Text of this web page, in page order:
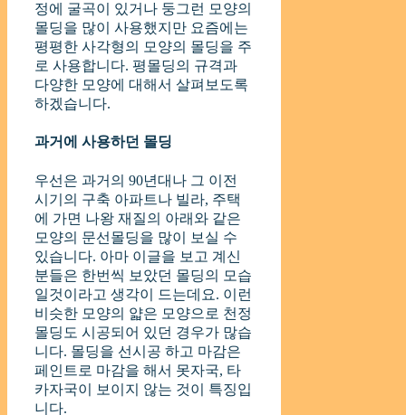
정에 굴곡이 있거나 둥그런 모양의
몰딩을 많이 사용했지만 요즘에는
평평한 사각형의 모양의 몰딩을 주
로 사용합니다. 평몰딩의 규격과
다양한 모양에 대해서 살펴보도록
하겠습니다.
과거에 사용하던 몰딩
우선은 과거의 90년대나 그 이전
시기의 구축 아파트나 빌라, 주택
에 가면 나왕 재질의 아래와 같은
모양의 문선몰딩을 많이 보실 수
있습니다. 아마 이글을 보고 계신
분들은 한번씩 보았던 몰딩의 모습
일것이라고 생각이 드는데요. 이런
비슷한 모양의 얇은 모양으로 천정
몰딩도 시공되어 있던 경우가 많습
니다. 몰딩을 선시공 하고 마감은
페인트로 마감을 해서 못자국, 타
카자국이 보이지 않는 것이 특징입
니다.